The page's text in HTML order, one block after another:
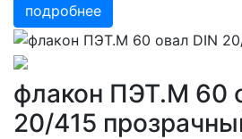
подробнее
флакон ПЭТ.М 60
20/415